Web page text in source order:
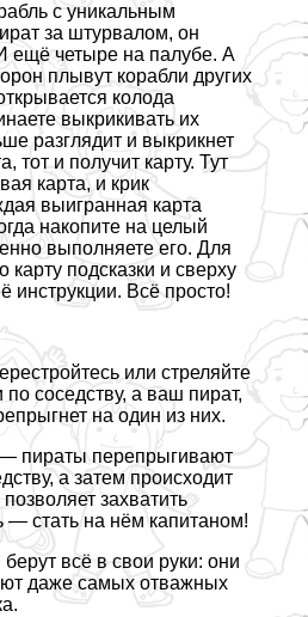
с уникальным
за штурвалом, он
ещё четыре на палубе. А
плывут корабли других
колода
выкрикивать их
разглядит и выкрикнет
тот и получит карту. Тут
карта, и крик
выигранная карта
накопите на целый
выполняете его. Для
карту подсказки и сверху
инструкции. Всё просто!
или стреляйте
соседству, а ваш пират,
на один из них.
пираты перепрыгивают
а затем происходит
захватить
— стать на нём капитаном!
всё в свои руки: они
даже самых отважных